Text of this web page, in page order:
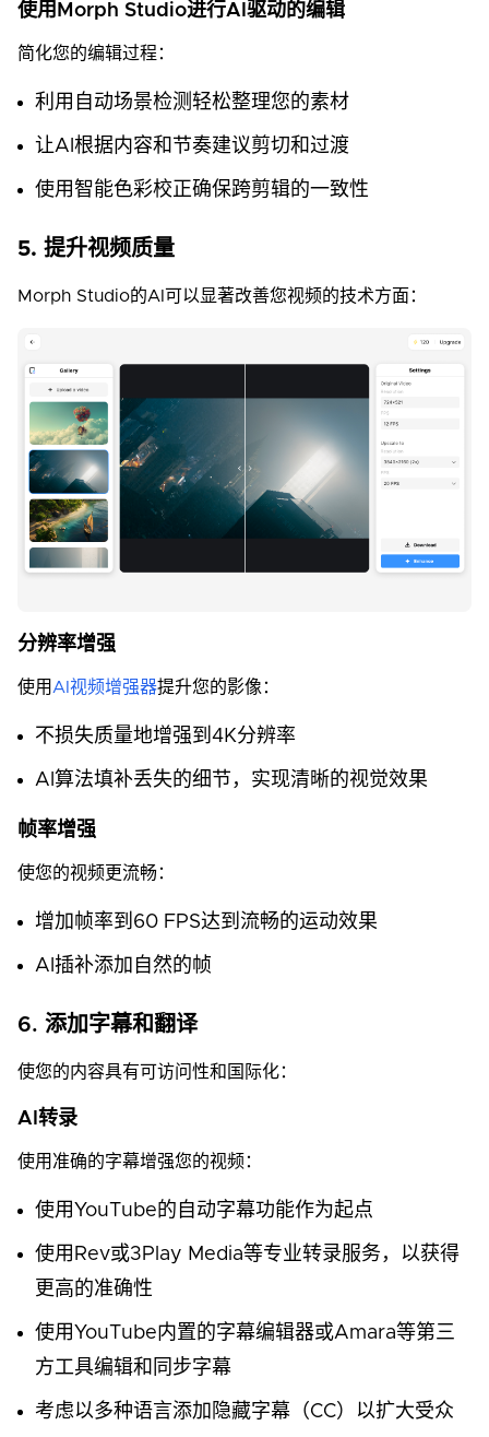
使用Morph Studio进行AI驱动的编辑
简化您的编辑过程：
利用自动场景检测轻松整理您的素材
让AI根据内容和节奏建议剪切和过渡
使用智能色彩校正确保跨剪辑的一致性
5. 提升视频质量
Morph Studio的AI可以显著改善您视频的技术方面：
分辨率增强
使用AI视频增强器提升您的影像：
不损失质量地增强到4K分辨率
AI算法填补丢失的细节，实现清晰的视觉效果
帧率增强
使您的视频更流畅：
增加帧率到60 FPS达到流畅的运动效果
AI插补添加自然的帧
6. 添加字幕和翻译
使您的内容具有可访问性和国际化：
AI转录
使用准确的字幕增强您的视频：
使用YouTube的自动字幕功能作为起点
使用Rev或3Play Media等专业转录服务，以获得
更高的准确性
使用YouTube内置的字幕编辑器或Amara等第三
方工具编辑和同步字幕
考虑以多种语言添加隐藏字幕（CC）以扩大受众